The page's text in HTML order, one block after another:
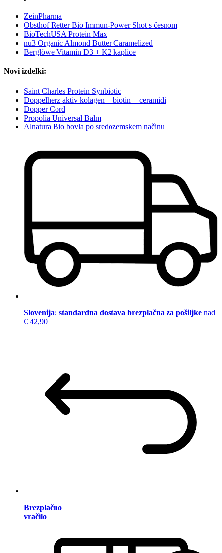
ZeinPharma
Obsthof Retter Bio Immun-Power Shot s česnom
BioTechUSA Protein Max
nu3 Organic Almond Butter Caramelized
Berglöwe Vitamin D3 + K2 kaplice
Novi izdelki:
Saint Charles Protein Synbiotic
Doppelherz aktiv kolagen + biotin + ceramidi
Dopper Cord
Propolia Universal Balm
Alnatura Bio bovla po sredozemskem načinu
Slovenija: standardna dostava brezplačna za pošiljke nad
€ 42,90
Brezplačno
vračilo